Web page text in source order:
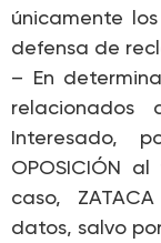
únicamente
defensa de
– En
Interesado,
OPOSICIÓN
caso,
datos, salvo